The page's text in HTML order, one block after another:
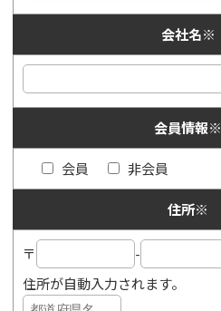
会社名※
会員情報※
会員 非会員
住所※
〒 -
住所が自動入力されます。